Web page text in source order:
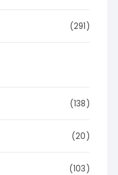
(291)
(138)
(20)
(103)